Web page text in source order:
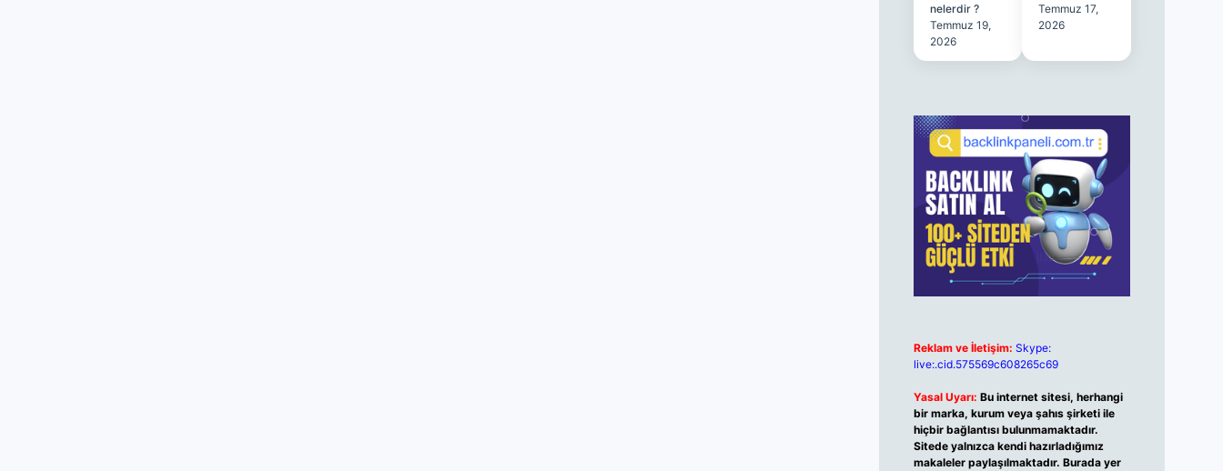
nelerdir ?
Temmuz 19,
2026
Temmuz 17,
2026
Reklam ve İletişim: Skype:
live:.cid.575569c608265c69
Yasal Uyarı: Bu internet sitesi, herhangi
bir marka, kurum veya şahıs şirketi ile
hiçbir bağlantısı bulunmamaktadır.
Sitede yalnızca kendi hazırladığımız
makaleler paylaşılmaktadır. Burada yer